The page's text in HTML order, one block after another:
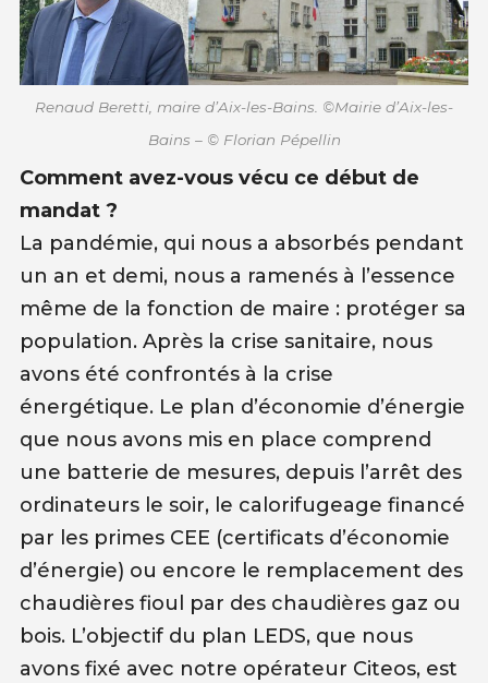
Renaud Beretti, maire d’Aix-les-Bains. ©Mairie d’Aix-les-
Bains – © Florian Pépellin
Comment avez-vous vécu ce début de
mandat ?
La pandémie, qui nous a absorbés pendant
un an et demi, nous a ramenés à l’essence
même de la fonction de maire : protéger sa
population. Après la crise sanitaire, nous
avons été confrontés à la crise
énergétique. Le plan d’économie d’énergie
que nous avons mis en place comprend
une batterie de mesures, depuis l’arrêt des
ordinateurs le soir, le calorifugeage financé
par les primes CEE (certificats d’économie
d’énergie) ou encore le remplacement des
chaudières fioul par des chaudières gaz ou
bois. L’objectif du plan LEDS, que nous
avons fixé avec notre opérateur Citeos, est